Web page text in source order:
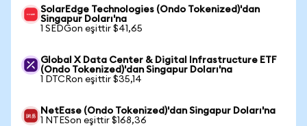
SolarEdge Technologies (Ondo Tokenized)'dan
Singapur Doları'na
1 SEDGon eşittir $41,65
Global X Data Center & Digital Infrastructure ETF
(Ondo Tokenized)'dan Singapur Doları'na
1 DTCRon eşittir $35,14
NetEase (Ondo Tokenized)'dan Singapur Doları'na
1 NTESon eşittir $168,36